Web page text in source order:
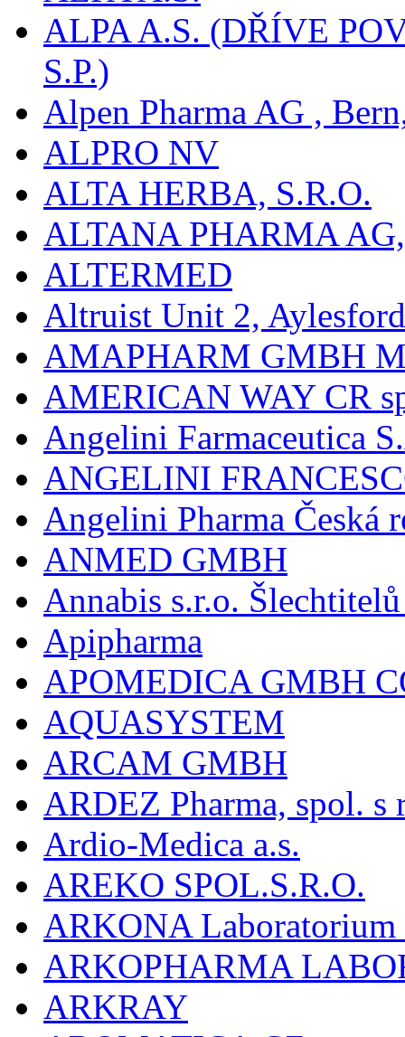
ALPA A.S. (DŘÍVE
S.P.)
Alpen Pharma AG ,
ALPRO NV
ALTA HERBA, S.R.O.
ALTANA PHARMA
ALTERMED
Altruist Unit 2, Aylesford
AMAPHARM GMBH
AMERICAN WAY CR
Angelini Farmaceutica
ANGELINI
Angelini Pharma Česká
ANMED GMBH
Annabis s.r.o.
Apipharma
APOMEDICA GMBH
AQUASYSTEM
ARCAM GMBH
ARDEZ Pharma, spol. s
Ardio-Medica a.s.
AREKO SPOL.S.R.O.
ARKONA
ARKOPHARMA
ARKRAY